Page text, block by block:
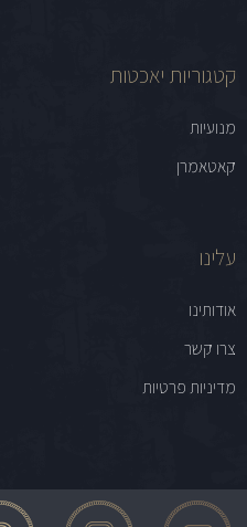
קטגוריות יאכטות
מנועיות
קאטאמרן
עלינו
אודותינו
צרו קשר
מדיניות פרטיות